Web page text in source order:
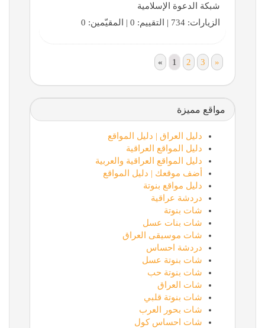
شبكة الدعوة الإسلامية
الزيارات: 734 | التقييم: 0 | المقيّمين: 0
« 1 2 3 »
مواقع مميزة
دليل العراق | دليل المواقع
دليل المواقع العراقية
دليل المواقع العراقية والعربية
أضف موقعك | دليل المواقع
دليل مواقع بنوتة
دردشة عراقية
شات بنوتة
شات بنات عسل
شات موسيقى العراق
دردشة احساس
شات بنوتة عسل
شات بنوتة حب
شات العراق
شات بنوتة قلبي
شات بحور العرب
شات احساس كول